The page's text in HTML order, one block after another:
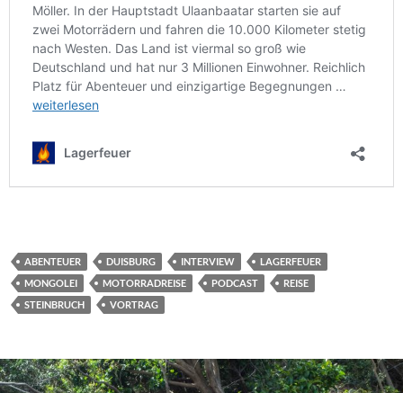
ABENTEUER DUISBURG INTERVIEW
LAGERFEUER
MONGOLEI
MOTORRADREISE PODCAST
REISE
STEINBRUCH
VORTRAG